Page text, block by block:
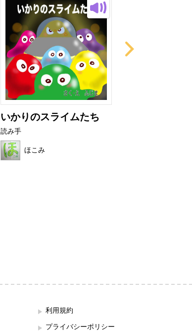
いかりのスライムたち
読み手
ほこみ
利用規約
プライバシーポリシー